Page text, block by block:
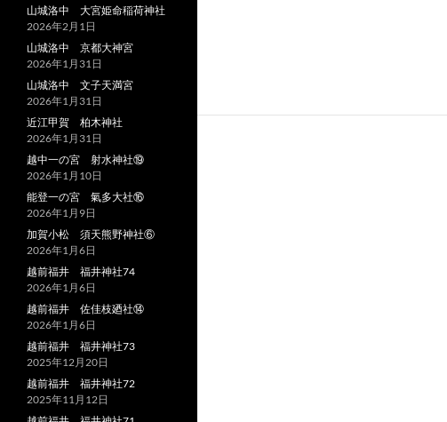
山城洛中 大宮姫命稲荷神社
2026年2月1日
山城洛中 京都大神宮
2026年1月31日
山城洛中 文子天満宮
2026年1月31日
近江甲賀 柏木神社
2026年1月31日
越中一の宮 射水神社⑲
2026年1月10日
能登一の宮 氣多大社⑯
2026年1月9日
加賀小松 須天熊野神社⑥
2026年1月6日
越前福井 福井神社74
2026年1月6日
越前福井 佐佳枝廼社⑭
2026年1月6日
越前福井 福井神社73
2025年12月20日
越前福井 福井神社72
2025年11月12日